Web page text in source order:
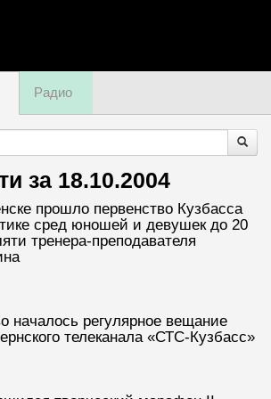
Радио
за 18.10.2004
прошло первенство Кузбасса
сред юношей и девушек до 20
тренера-преподавателя
началось регулярное вещание
телеканала «СТС-Кузбасс»